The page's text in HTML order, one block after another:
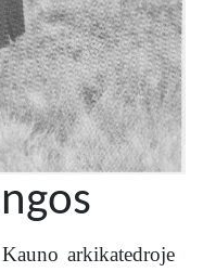
arkikatedroje